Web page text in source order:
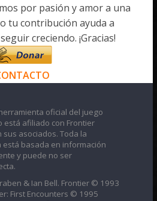
por pasión y amor a una
tu contribución ayuda a
creciendo. ¡Gracias!
oficial del juego
está afiliado con Frontier
sus asociados. Toda la
basada en información
y puede no ser
& Ian Bell. Frontier © 1993
First Encounters © 1995